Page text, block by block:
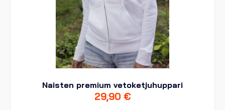
Naisten premium vetoketjuhuppari
29,90 €